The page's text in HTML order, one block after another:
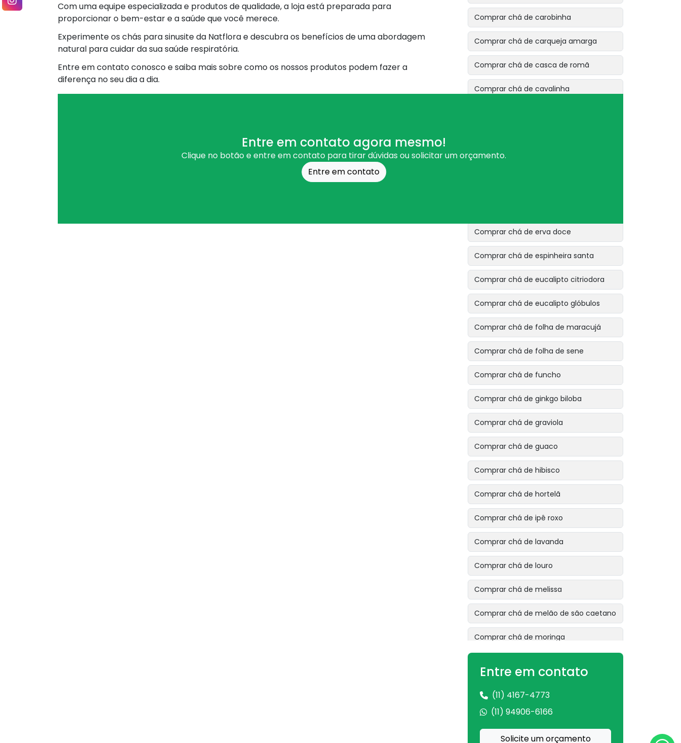
Com uma equipe especializada e produtos de qualidade, a loja está preparada para
proporcionar o bem-estar e a saúde que você merece.
Experimente os chás para sinusite da Natflora e descubra os benefícios de uma abordagem
natural para cuidar da sua saúde respiratória.
Entre em contato conosco e saiba mais sobre como os nossos produtos podem fazer a
diferença no seu dia a dia.
Entre em contato agora mesmo!
Clique no botão e entre em contato para tirar dúvidas ou solicitar um orçamento.
Entre em contato
Comprar chá de carobinha
Comprar chá de carqueja amarga
Comprar chá de casca de romã
Comprar chá de cavalinha
Comprar chá de erva cidreira
Comprar chá de erva doce
Comprar chá de espinheira santa
Comprar chá de eucalipto citriodora
Comprar chá de eucalipto glóbulos
Comprar chá de folha de maracujá
Comprar chá de folha de sene
Comprar chá de funcho
Comprar chá de ginkgo biloba
Comprar chá de graviola
Comprar chá de guaco
Comprar chá de hibisco
Comprar chá de hortelã
Comprar chá de ipê roxo
Comprar chá de lavanda
Comprar chá de louro
Comprar chá de melissa
Comprar chá de melão de são caetano
Comprar chá de moringa
Comprar chá de pata de vaca
Comprar chá de pau tenente
Entre em contato
(11) 4167-4773
(11) 94906-6166
Solicite um orçamento